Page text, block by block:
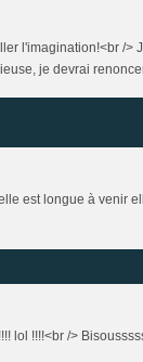
l'imagination!<br />
je devrai
est longue à venir
lol !!!!<br />